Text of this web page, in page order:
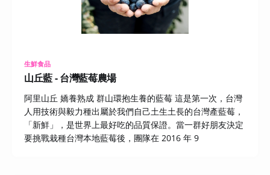
生鮮食品
山丘藍 - 台灣藍莓農場
阿里山丘 嬌養熟成 群山環抱生養的藍莓 這是第一次，台灣
人用技術與毅力種出屬於我們自己土生土長的台灣產藍莓，
「新鮮」，是世界上最好吃的品質保證。當一群好朋友決定
要挑戰栽種台灣本地藍莓後，團隊在 2016 年 9